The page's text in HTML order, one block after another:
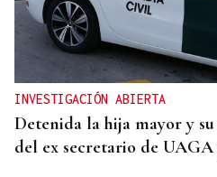
INVESTIGACIÓN ABIERTA
Detenida la hija mayor y
del ex secretario de